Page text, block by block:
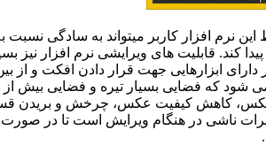
افزار کاربر میتواند به سادگی نسبت
کند. قابلیت های ویرایشی نرم افزار
دارای ابزارهایی جهت قرار دادن افکت و
که فضایی بسیار تیره و فضایی بیش
عکس، کاهش کیفیت عکس، چرخش و بریدن
ناشی در هنگام ویرایش است تا در